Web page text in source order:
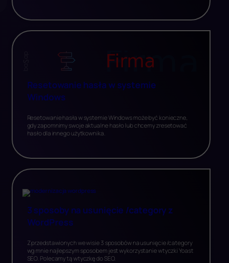
Resetowanie hasła w systemie
Windows
Resetowanie hasła w systemie Windows może być konieczne,
gdy zapomnimy swoje aktualne hasło lub chcemy zresetować
hasło dla innego użytkownika.
3 sposoby na usunięcie /category z
WordPress
Z przedstawionych we wisie 3 sposobów na usunięcie /category
wg mnie najlepszym sposobem jest wykorzystanie wtyczki Yoast
SEO. Polecamy tą wtyczkę do SEO.